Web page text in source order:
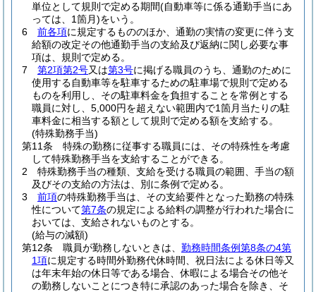
単位として規則で定める期間(自動車等に係る通勤手当にあ
っては、1箇月)をいう。
6
前各項に規定するもののほか、通勤の実情の変更に伴う支
給額の改定その他通勤手当の支給及び返納に関し必要な事
項は、規則で定める。
7
第2項第2号又は第3号に掲げる職員のうち、通勤のために
使用する自動車等を駐車するための駐車場で規則で定める
ものを利用し、その駐車料金を負担することを常例とする
職員に対し、5,000円を超えない範囲内で1箇月当たりの駐
車料金に相当する額として規則で定める額を支給する。
(特殊勤務手当)
第11条
特殊の勤務に従事する職員には、その特殊性を考慮
して特殊勤務手当を支給することができる。
2
特殊勤務手当の種類、支給を受ける職員の範囲、手当の額
及びその支給の方法は、別に条例で定める。
3
前項の特殊勤務手当は、その支給要件となった勤務の特殊
性について第7条の規定による給料の調整が行われた場合に
おいては、支給されないものとする。
(給与の減額)
第12条
職員が勤務しないときは、 勤務時間条例第8条の4第
1項に規定する時間外勤務代休時間、祝日法による休日等又
は年末年始の休日等である場合、休暇による場合その他そ
の勤務しないことにつき特に承認のあった場合を除き、そ